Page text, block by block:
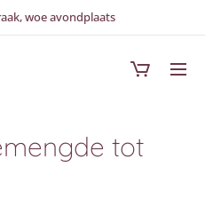
woe avondplaats
tot